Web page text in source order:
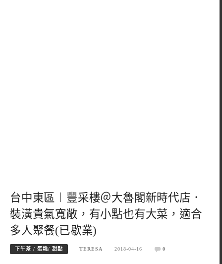
台中東區︱豐采樓＠大魯閣新時代店．
裝潢貴氣寬敞，有小點也有大菜，適合
多人聚餐(已歇業)
下午茶 / 蛋糕/ 甜點 TERESA 2018-04-16 0